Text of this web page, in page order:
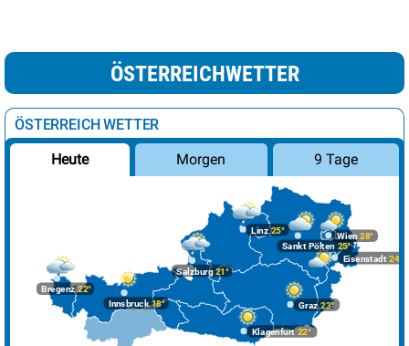
ÖSTERREICHWETTER
ÖSTERREICH WETTER
Heute Morgen 9 Tage
Bregenz22°
Graz23°
Innsbruck18°
Klagenfurt 22°
Linz25°
Salzburg21°
Wien 28°
Eisenstadt 24°
Sankt Pölten 25°